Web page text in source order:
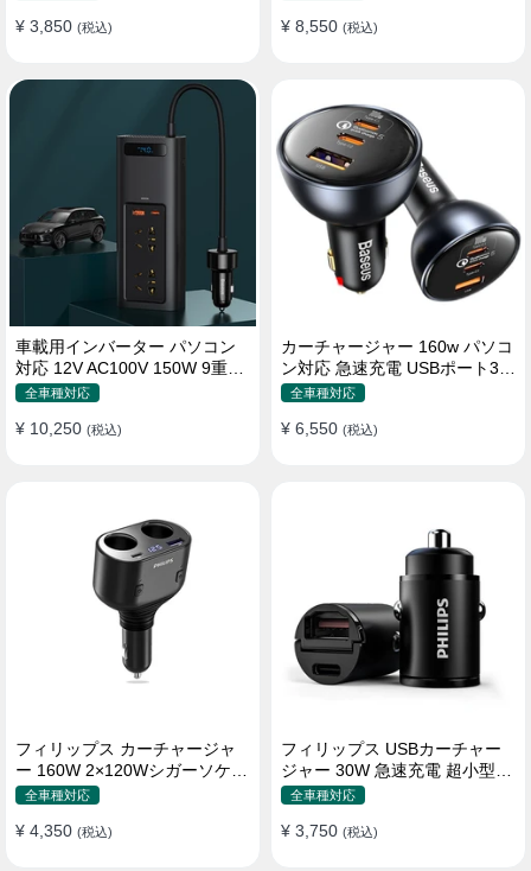
¥ 3,850 (税込) ¥ 8,550 (税込)
車載用インバーター パソコン
対応 12V AC100V 150W 9重保
護 ディスプレイ付き 静音タイ
全車種対応
¥ 10,250 (税込)
カーチャージャー 160w パソコ
ン対応 急速充電 USBポート3つ
Type-C シガーソケット
全車種対応
¥ 6,550 (税込)
フィリップス カーチャージャ
ー 160W 2×120Wシガーソケッ
ト おしゃれ
全車種対応
¥ 4,350 (税込)
フィリップス USBカーチャー
ジャー 30W 急速充電 超小型設
計 おしゃれ シガーソケット
全車種対応
¥ 3,750 (税込)